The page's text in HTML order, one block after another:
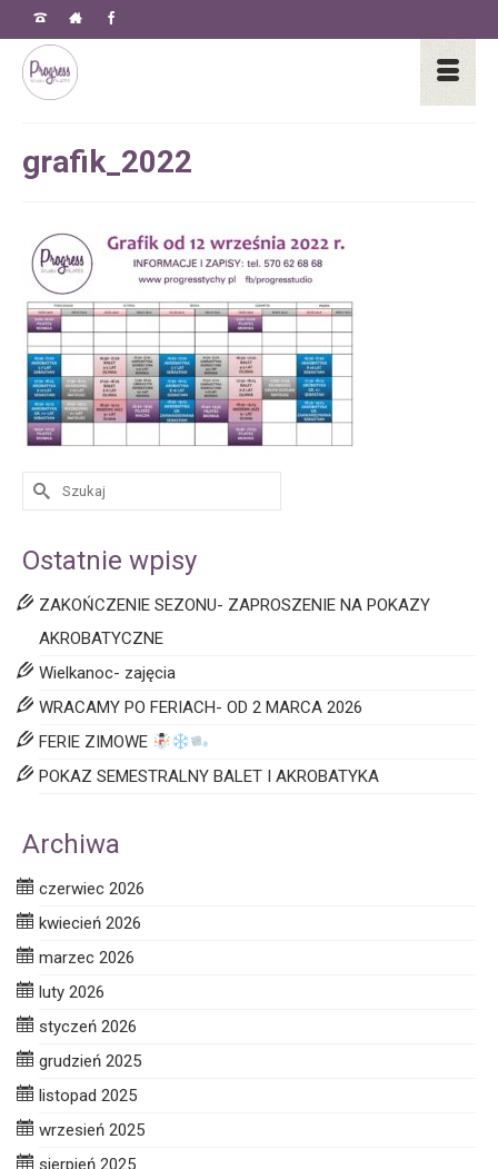
grafik_2022
Ostatnie wpisy
ZAKOŃCZENIE SEZONU- ZAPROSZENIE NA POKAZY
AKROBATYCZNE
Wielkanoc- zajęcia
WRACAMY PO FERIACH- OD 2 MARCA 2026
FERIE ZIMOWE
POKAZ SEMESTRALNY BALET I AKROBATYKA
Archiwa
czerwiec 2026
kwiecień 2026
marzec 2026
luty 2026
styczeń 2026
grudzień 2025
listopad 2025
wrzesień 2025
sierpień 2025